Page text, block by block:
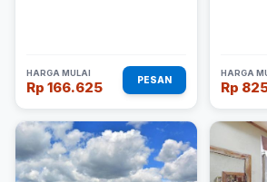
HARGA MULAI
Rp 166.625 PESAN
HARGA
Rp